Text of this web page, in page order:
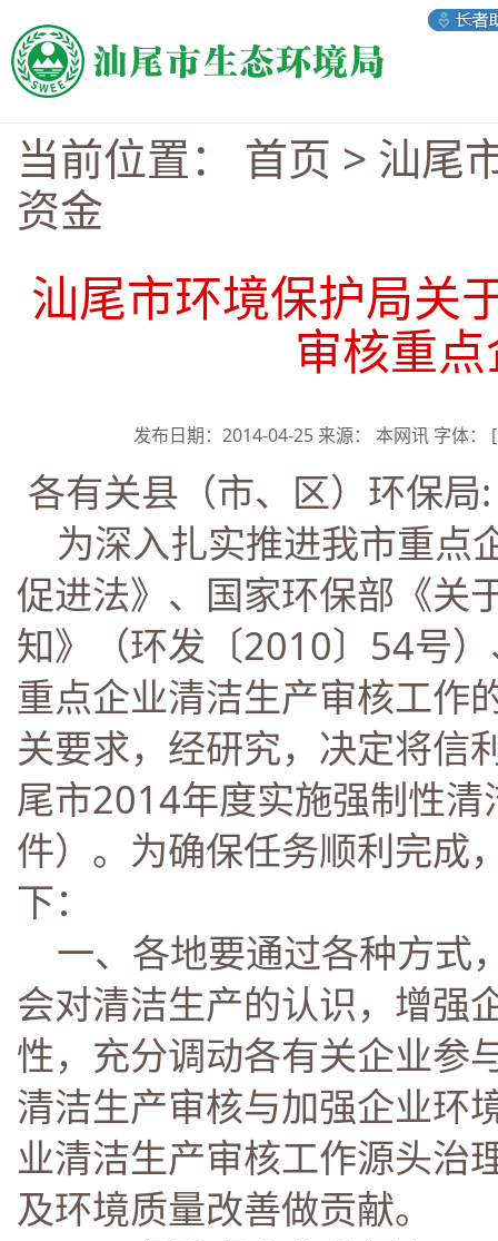
当前位置： 首页 > 汕尾
资金
汕尾市环境保护局关
审核重
发布日期：2014-04-25 来源： 本网讯 字体：
各有关县（市、区）环保局:
为深入扎实推进我市重点
促进法》、国家环保部《关
知》（环发〔2010〕54号
重点企业清洁生产审核工作
关要求，经研究，决定将信
尾市2014年度实施强制性
件）。为确保任务顺利完成
下：
一、各地要通过各种方式
会对清洁生产的认识，增强
性，充分调动各有关企业参
清洁生产审核与加强企业环
业清洁生产审核工作源头治
及环境质量改善做贡献。